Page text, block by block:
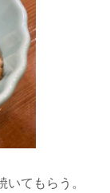
てもらう。